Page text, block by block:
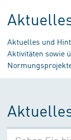
Aktuelles und
Aktivitäten sowie